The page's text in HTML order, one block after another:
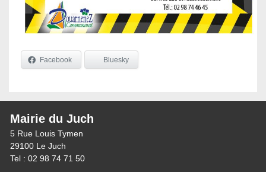
Facebook Bluesky
Mairie du Juch
5 Rue Louis Tymen
29100 Le Juch
Tel : 02 98 74 71 50